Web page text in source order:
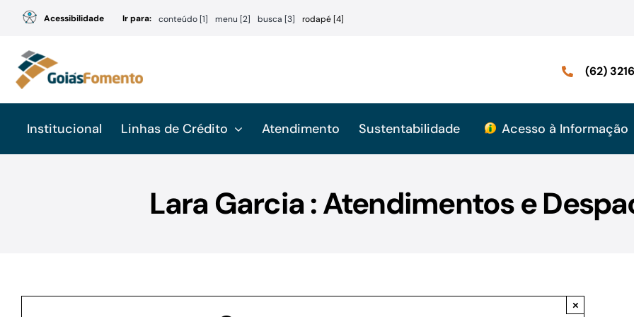
conteúdo
Acessibilidade Ir para: conteúdo [1] menu [2] busca [3] rodapé [4]
(62)
Institucional Linhas de Crédito Atendimento Sustentabilidade Acesso à Informação
Lara Garcia : Atendimentos e
×